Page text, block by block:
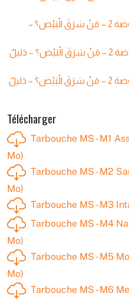
طربوش / روضة 2 – مَنْ‭ ‬سَرَقَ‭ ‬الْبَيْض‭‬؟ –
طربوش / روضة 2 – مَنْ‭ ‬سَرَقَ‭ ‬الْبَيْض‭‬؟ – دَليلٌ
طربوش / روضة 2 – مَنْ‭ ‬سَرَقَ‭ ‬الْبَيْض‭‬؟ – دَليلٌ
Télécharger
Tarbouche MS - M1
Mo)
Tarbouche MS - M2
Mo)
Tarbouche MS - M3
Tarbouche MS - M4
Mo)
Tarbouche MS - M5
Mo)
Tarbouche MS - M6